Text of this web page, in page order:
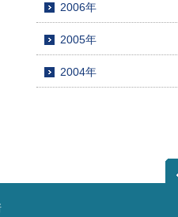
2006年
2005年
2004年